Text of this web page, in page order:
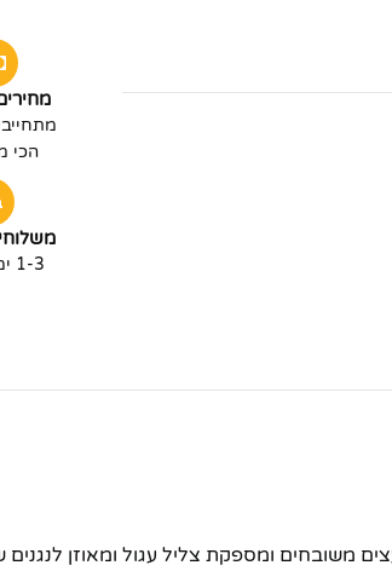
הכי
1-3 ימי עסקים
משובחים ומספקת צליל עגול ומאוזן